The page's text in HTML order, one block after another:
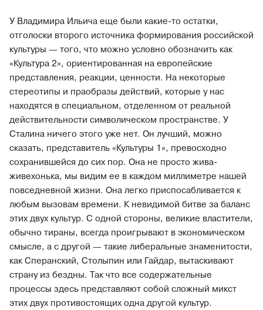
У Владимира Ильича еще были какие-то остатки,
отголоски второго источника формирования российской
культуры — того, что можно условно обозначить как
«Культура 2», ориентированная на европейские
представления, реакции, ценности. На некоторые
стереотипы и праобразы действий, которые у нас
находятся в специальном, отделенном от реальной
действительности символическом пространстве. У
Сталина ничего этого уже нет. Он лучший, можно
сказать, представитель «Культуры 1», превосходно
сохранившейся до сих пор. Она не просто жива-
живехонька, мы видим ее в каждом миллиметре нашей
повседневной жизни. Она легко приспосабливается к
любым вызовам времени. К невидимой битве за баланс
этих двух культур. С одной стороны, великие властители,
обычно тираны, всегда проигрывают в экономическом
смысле, а с другой — такие либеральные знаменитости,
как Сперанский, Столыпин или Гайдар, вытаскивают
страну из бездны. Так что все содержательные
процессы здесь представляют собой сложный микст
этих двух противостоящих одна другой культур.